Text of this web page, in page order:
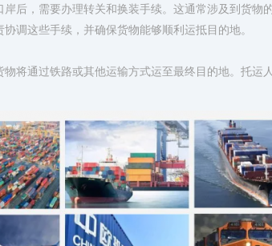
后，需要办理转关和换装手续。这通常涉及到货物
调这些手续，并确保货物能够顺利运抵目的地。
物将通过铁路或其他运输方式运至最终目的地。托运